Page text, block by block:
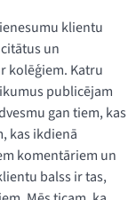
klientu
un
kolēģiem. Katru
publicējam
gan tiem, kas
kas ikdienā
komentāriem un
balss ir tas,